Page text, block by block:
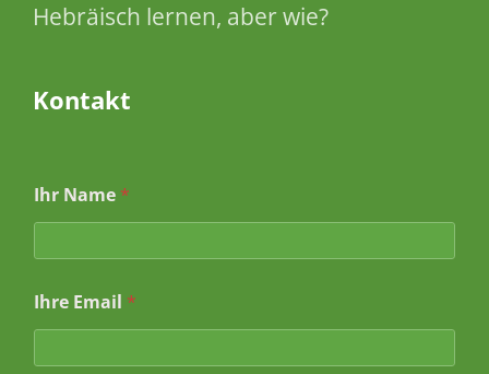
Hebräisch lernen, aber wie?
Kontakt
Ihr Name *
a
c
r
Ihre Email *